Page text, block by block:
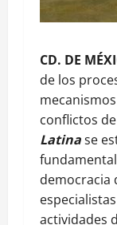
CD. DE
de los
conflictos
Latinase
democracia
actividades